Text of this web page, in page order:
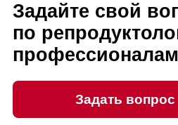
Задайте свой
по
профессионалам
Задать вопрос